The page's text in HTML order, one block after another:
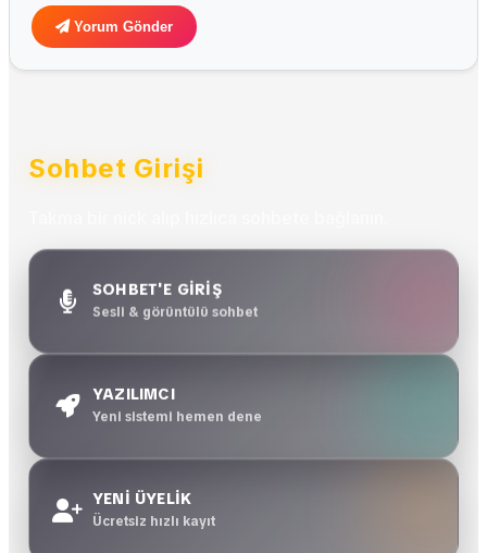
Yorum Gönder
Sohbet Girişi
SOHBET'E GİRİŞ
Sesli & görüntülü sohbet
YAZILIMCI
Yeni sistemi hemen dene
YENİ ÜYELİK
Ücretsiz hızlı kayıt